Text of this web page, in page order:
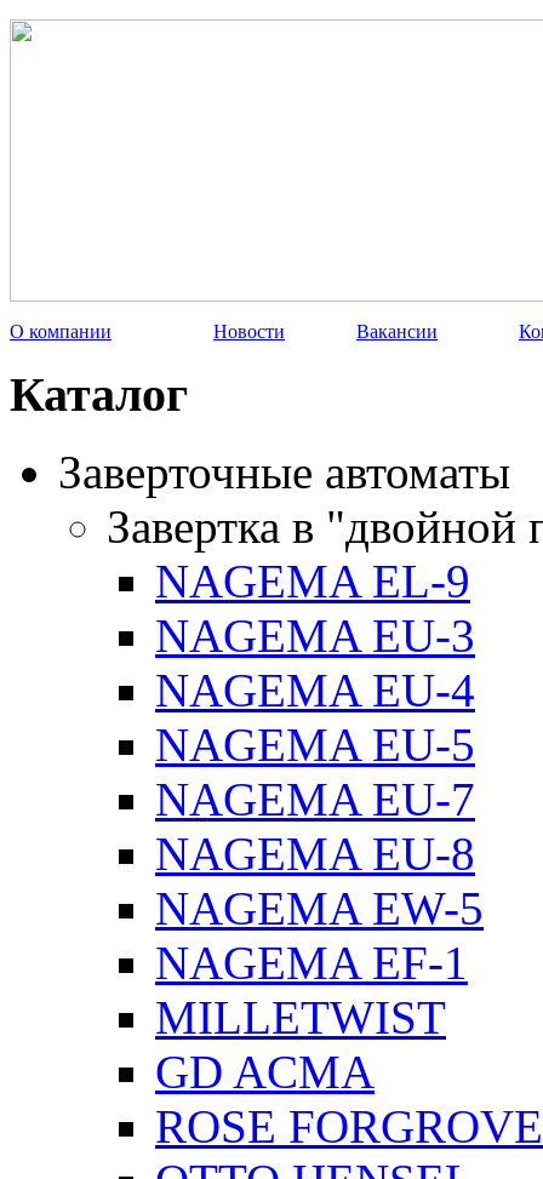
О компании Новости Вакансии
Каталог
Заверточные автоматы
Завертка в "двойной
NAGEMA EL-9
NAGEMA EU-3
NAGEMA EU-4
NAGEMA EU-5
NAGEMA EU-7
NAGEMA EU-8
NAGEMA EW-5
NAGEMA EF-1
MILLETWIST
GD ACMA
ROSE FORGROVE